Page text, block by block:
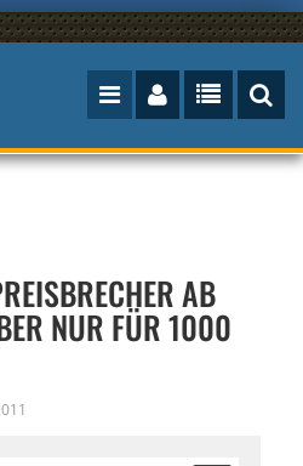
AB
NUR FÜR 1000